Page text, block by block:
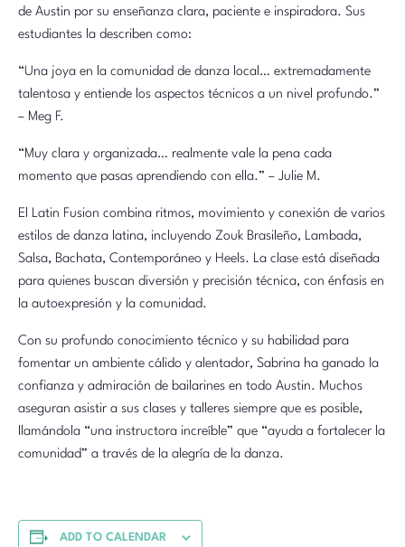
de Austin por su enseñanza clara, paciente e inspiradora. Sus
estudiantes la describen como:
“Una joya en la comunidad de danza local… extremadamente
talentosa y entiende los aspectos técnicos a un nivel profundo.”
– Meg F.
“Muy clara y organizada… realmente vale la pena cada
momento que pasas aprendiendo con ella.” – Julie M.
El Latin Fusion combina ritmos, movimiento y conexión de varios
estilos de danza latina, incluyendo Zouk Brasileño, Lambada,
Salsa, Bachata, Contemporáneo y Heels. La clase está diseñada
para quienes buscan diversión y precisión técnica, con énfasis en
la autoexpresión y la comunidad.
Con su profundo conocimiento técnico y su habilidad para
fomentar un ambiente cálido y alentador, Sabrina ha ganado la
confianza y admiración de bailarines en todo Austin. Muchos
aseguran asistir a sus clases y talleres siempre que es posible,
llamándola “una instructora increíble” que “ayuda a fortalecer la
comunidad” a través de la alegría de la danza.
ADD TO CALENDAR